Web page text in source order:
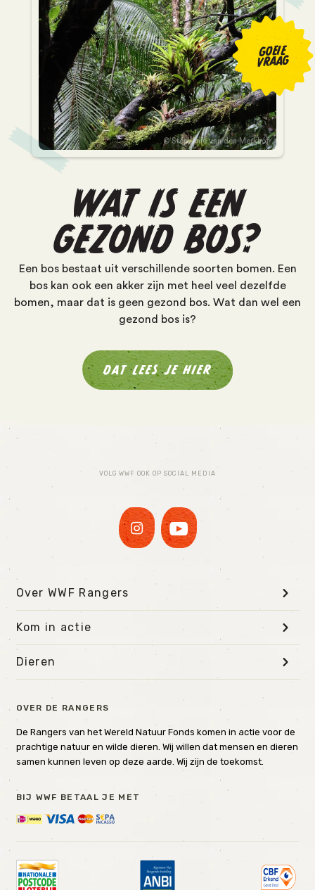
GOEIE
VRAAG
Stéphanie van den Merkhof
WAT IS EEN
GEZOND BOS?
Een bos bestaat uit verschillende soorten bomen. Een
bos kan ook een akker zijn met heel veel dezelfde
bomen, maar dat is geen gezond bos. Wat dan wel een
gezond bos is?
DAT LEES JE HIER
VOLG WWF OOK OP SOCIAL MEDIA
OVER DE RANGERS
De Rangers van het Wereld Natuur Fonds komen in actie voor de
prachtige natuur en wilde dieren. Wij willen dat mensen en dieren
samen kunnen leven op deze aarde. Wij zijn de toekomst.
BIJ WWF BETAAL JE MET
Over WWF Rangers
Kom in actie
Dieren